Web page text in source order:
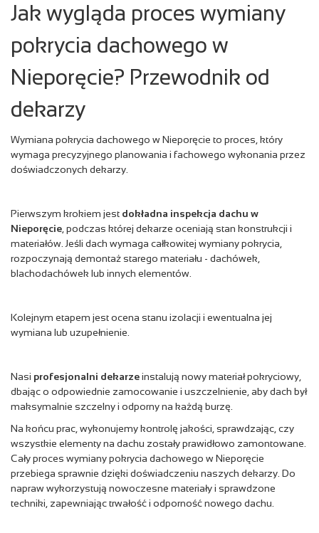
Jak wygląda proces wymiany
pokrycia dachowego w
Nieporęcie? Przewodnik od
dekarzy
Wymiana pokrycia dachowego w Nieporęcie to proces, który
wymaga precyzyjnego planowania i fachowego wykonania przez
doświadczonych dekarzy.
Pierwszym krokiem jest dokładna inspekcja dachu w
Nieporęcie , podczas której dekarze oceniają stan konstrukcji i
materiałów. Jeśli dach wymaga całkowitej wymiany pokrycia,
rozpoczynają demontaż starego materiału - dachówek,
blachodachówek lub innych elementów.
Kolejnym etapem jest ocena stanu izolacji i ewentualna jej
wymiana lub uzupełnienie.
Nasi profesjonalni dekarzeinstalują nowy materiał pokryciowy,
dbając o odpowiednie zamocowanie i uszczelnienie, aby dach był
maksymalnie szczelny i odporny na każdą burzę.
Na końcu prac, wykonujemy kontrolę jakości, sprawdzając, czy
wszystkie elementy na dachu zostały prawidłowo zamontowane.
Cały proces wymiany pokrycia dachowego w Nieporęcie
przebiega sprawnie dzięki doświadczeniu naszych dekarzy. Do
napraw wykorzystują nowoczesne materiały i sprawdzone
techniki, zapewniając trwałość i odporność nowego dachu.